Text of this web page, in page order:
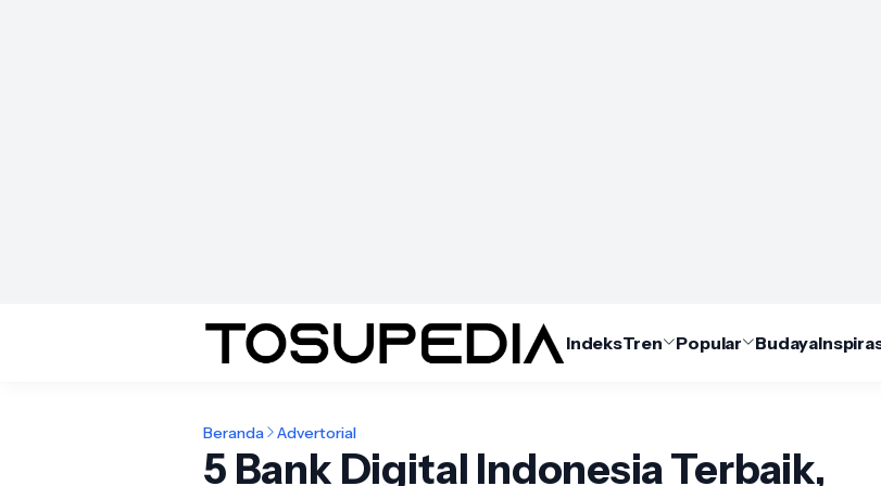
IndeksTren Popular Budaya
Beranda Advertorial
5 Bank Digital Indonesia Terbaik,